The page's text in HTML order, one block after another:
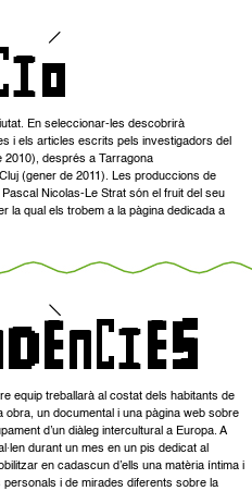
En seleccionar-les descobrirà
i els articles escrits pels investigadors del
2010), després a Tarragona
(gener de 2011). Les produccions de
Nicolas-Le Strat són el fruit del seu
la qual els trobem a la pàgina dedicada a
equip treballarà al costat dels habitants de
obra, un documental i una pàgina web sobre
d’un diàleg intercultural a Europa. A
durant un mes en un pis dedicat al
en cadascun d’ells una matèria íntima i
personals i de mirades diferents sobre la